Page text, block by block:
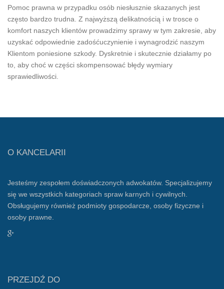
Pomoc prawna w przypadku osób niesłusznie skazanych jest
często bardzo trudna. Z najwyższą delikatnością i w trosce o
komfort naszych klientów prowadzimy sprawy w tym zakresie, aby
uzyskać odpowiednie zadośćuczynienie i wynagrodzić naszym
Klientom poniesione szkody. Dyskretnie i skutecznie działamy po
to, aby choć w części skompensować błędy wymiary
sprawiedliwości.
O KANCELARII
Jesteśmy zespołem doświadczonych adwokatów. Specjalizujemy
się we wszystkich kategoriach spraw karnych i cywilnych.
Obsługujemy również podmioty gospodarcze, osoby fizyczne i
osoby prawne.
PRZEJDŹ DO